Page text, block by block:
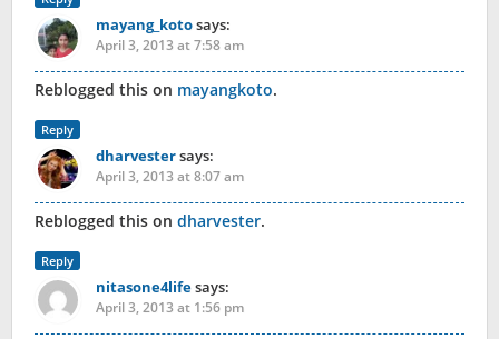
mayang_kotosays:
April 3, 2013 at 7:58 am
Reblogged this on mayangkoto.
Reply
dharvestersays:
April 3, 2013 at 8:07 am
Reblogged this on dharvester.
Reply
nitasone4lifesays:
April 3, 2013 at 1:56 pm